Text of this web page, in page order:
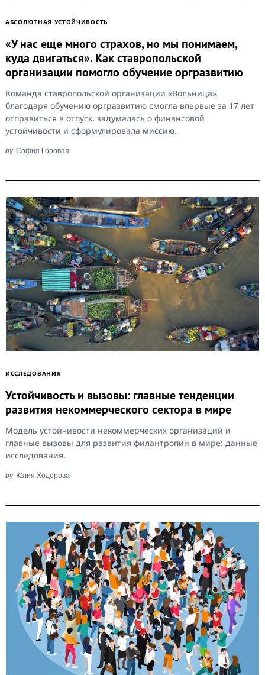
АБСОЛЮТНАЯ УСТОЙЧИВОСТЬ
«У нас еще много страхов, но мы понимаем,
куда двигаться». Как ставропольской
организации помогло обучение оргразвитию
Команда ставропольской организации «Вольница»
благодаря обучению оргразвитию смогла впервые за 17 лет
отправиться в отпуск, задумалась о финансовой
устойчивости и сформулировала миссию.
by София Горовая
ИССЛЕДОВАНИЯ
Устойчивость и вызовы: главные тенденции
развития некоммерческого сектора в мире
Модель устойчивости некоммерческих организаций и
главные вызовы для развития филантропии в мире: данные
исследования.
by Юлия Ходорова
Search
for: